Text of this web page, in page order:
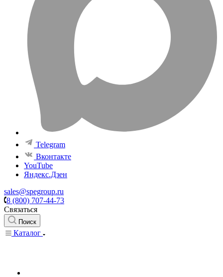
Telegram
Вконтакте
YouTube
Яндекс.Дзен
sales@spegroup.ru
8 (800) 707-44-73
Связаться
Поиск
Каталог